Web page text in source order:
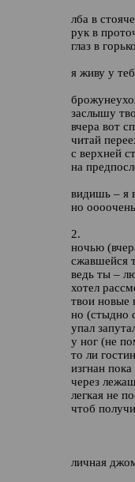
лба в
рук в
глаз в
я живу у
заслышу
вчера вот
читай
с верхней
на
видишь – я
но
2.
ночью
сжавшейся
ведь ты –
хотел
твои новые
но (стыдно
упал
у ног (не
то ли
изгнан
через
легкая не
чтоб
личная